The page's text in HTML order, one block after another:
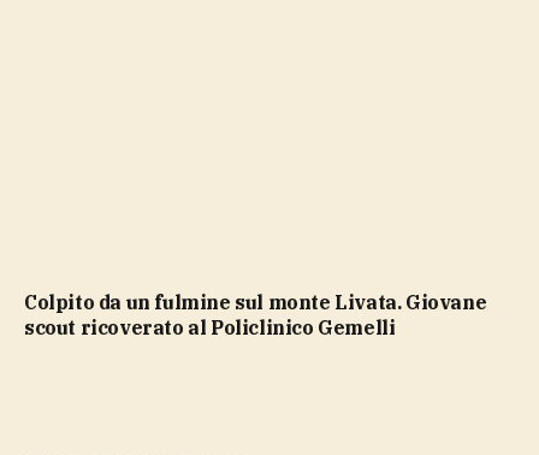
Colpito da un fulmine sul monte Livata. Giovane
scout ricoverato al Policlinico Gemelli